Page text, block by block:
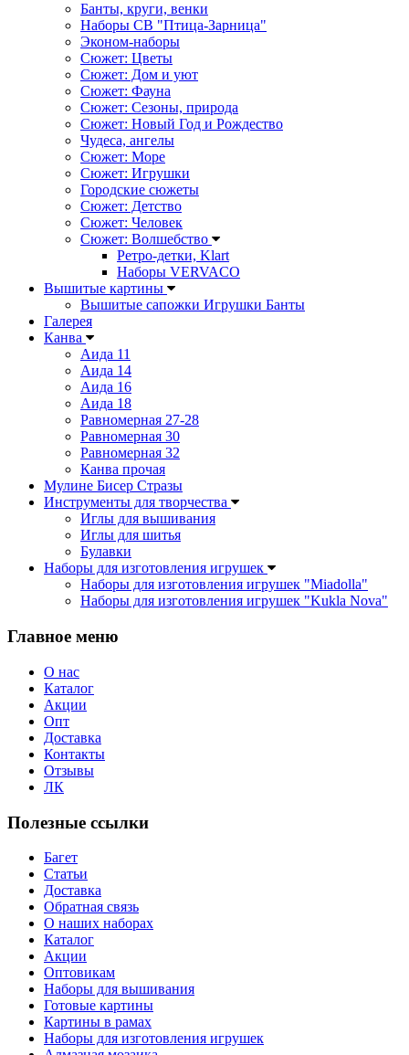
Банты, круги, венки
Наборы СВ "Птица-Зарница"
Эконом-наборы
Сюжет: Цветы
Сюжет: Дом и уют
Сюжет: Фауна
Сюжет: Сезоны, природа
Сюжет: Новый Год и Рождество
Чудеса, ангелы
Сюжет: Море
Сюжет: Игрушки
Городские сюжеты
Сюжет: Детство
Сюжет: Человек
Сюжет: Волшебство
Ретро-детки, Klart
Наборы VERVACO
Вышитые картины
Вышитые сапожки Игрушки Банты
Галерея
Канва
Аида 11
Аида 14
Аида 16
Аида 18
Равномерная 27-28
Равномерная 30
Равномерная 32
Канва прочая
Мулине Бисер Стразы
Инструменты для творчества
Иглы для вышивания
Иглы для шитья
Булавки
Наборы для изготовления игрушек
Наборы для изготовления игрушек "Miadolla"
Наборы для изготовления игрушек "Kukla Nova"
Главное меню
О нас
Каталог
Акции
Опт
Доставка
Контакты
Отзывы
ЛК
Полезные ссылки
Багет
Статьи
Доставка
Обратная связь
О наших наборах
Каталог
Акции
Оптовикам
Наборы для вышивания
Готовые картины
Картины в рамах
Наборы для изготовления игрушек